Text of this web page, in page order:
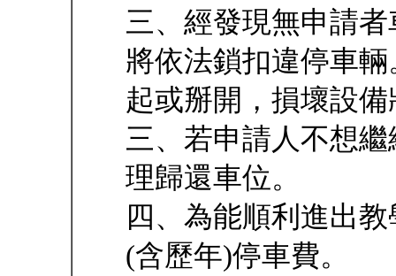
三、經發現無申請
將依法鎖扣違停車
起或掰開，損壞設
三、若申請人不想
理歸還車位。
四、為能順利進出
(含歷年)停車費。